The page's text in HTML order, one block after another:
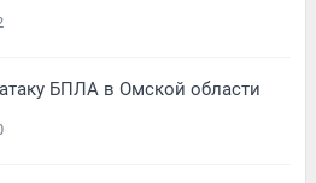
БПЛА в Омской области